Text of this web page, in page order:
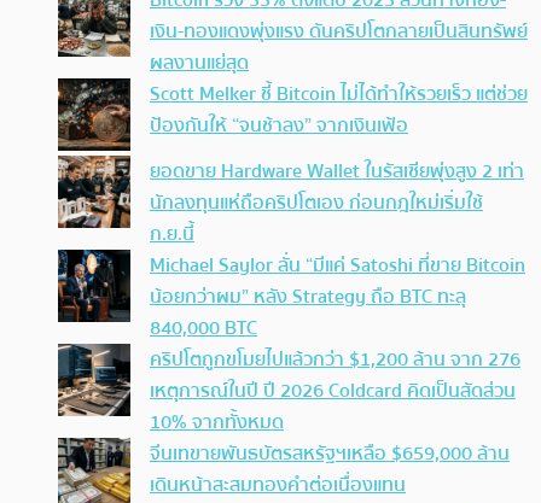
เงิน-ทองแดงพุ่งแรง ดันคริปโตกลายเป็นสินทรัพย์
ผลงานแย่สุด
Scott Melker ชี้ Bitcoin ไม่ได้ทำให้รวยเร็ว แต่ช่วย
ป้องกันให้ “จนช้าลง” จากเงินเฟ้อ
ยอดขาย Hardware Wallet ในรัสเซียพุ่งสูง 2 เท่า
นักลงทุนแห่ถือคริปโตเอง ก่อนกฎใหม่เริ่มใช้
ก.ย.นี้
Michael Saylor ลั่น “มีแค่ Satoshi ที่ขาย Bitcoin
น้อยกว่าผม” หลัง Strategy ถือ BTC ทะลุ
840,000 BTC
คริปโตถูกขโมยไปแล้วกว่า $1,200 ล้าน จาก 276
เหตุการณ์ในปี ปี 2026 Coldcard คิดเป็นสัดส่วน
10% จากทั้งหมด
จีนเทขายพันธบัตรสหรัฐฯเหลือ $659,000 ล้าน
เดินหน้าสะสมทองคำต่อเนื่องแทน